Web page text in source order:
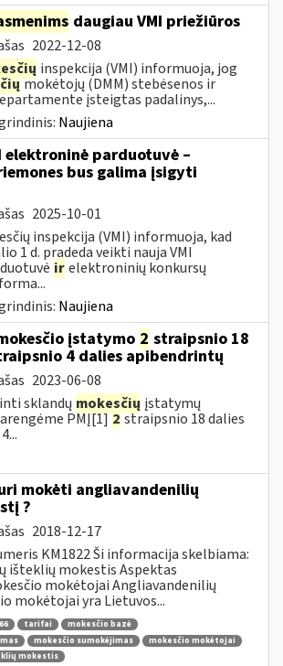
daugiau VMI priežiūros
2022-12-08
inspekcija (VMI) informuoja, jog
mokėtojų (DMM) stebėsenos ir
įsteigtas padalinys,...
Naujiena
elektroninė parduotuvė –
bus galima įsigyti
2025-10-01
inspekcija (VMI) informuoja, kad
1 d. pradeda veikti nauja VMI
irelektroninių konkursų
Naujiena
įstatymo 2 straipsnio 18
4 dalies apibendrintų
2023-06-08
sklandų mokesčių įstatymų
PMĮ[1]2straipsnio 18 dalies
mokėti angliavandenilių
?
2018-12-17
KM1822 Ši informacija skelbiama:
išteklių mokestis Aspektas
mokėtojai Angliavandenilių
mokėtojai yra Lietuvos...
tarifai
mokesčio bazė
mokesčio sumokėjimas
mokesčio mokėtojai
mokestis